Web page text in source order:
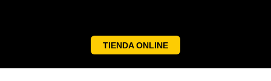
TIENDA ONLINE